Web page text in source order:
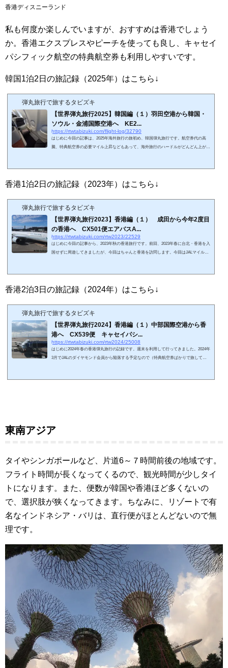
香港ディスニーランド
私も何度か楽しんでいますが、おすすめは香港でしょう
か。香港エクスプレスやピーチを使っても良し、キャセイ
パシフィック航空の特典航空券も利用しやすいです。
韓国1泊2日の旅記録（2025年）はこちら↓
弾丸旅行で旅するタビズキ
【世界弾丸旅行2025】韓国編（１）羽田空港から韓国・
ソウル・金浦国際空港へ KE2...
https://rtwtabizuki.com/flight-log/32790
はじめに今回の記事は、2025年海外旅行の旅初め、韓国弾丸旅行です。航空券代の高
騰、特典航空券の必要マイル上昇などもあって、海外旅行のハードルがどんどん上がっ
値を暴落させました。JAL便の必要マイル数が急騰し、特典航空券を予約できない状態
香港1泊2日の旅記録（2023年）はこちら↓
弾丸旅行で旅するタビズキ
【世界弾丸旅行2023】香港編（１） 成田から今年2度目
の香港へ CX501便エアバスA...
https://rtwtabizuki.com/rtw2023/22529
はじめに今回の記事から、2023年秋の香港旅行です。前回、2023年春に台北・香港を入
国せずに周遊してきましたが、今回はちゃんと香港を訪問します。今回はJALマイルを
る最後の時期のチャンスでした。スポンサーリンク (adsbygoogle = window.adsbygoogle
香港2泊3日の旅記録（2024年）はこちら↓
弾丸旅行で旅するタビズキ
【世界弾丸旅行2024】香港編（１）中部国際空港から香
港へ CX539便 キャセイパシ...
https://rtwtabizuki.com/rtw2024/25008
はじめに2024年春の香港弾丸旅行の記録です。週末を利用して行ってきました。2024年
3月でJALのダイヤモンド会員から陥落する予定なので（特典航空券ばかりで旅してた
東南アジア
タイやシンガポールなど、片道6～７時間前後の地域です。
フライト時間が長くなってくるので、観光時間が少しタイ
トになります。また、便数が韓国や香港ほど多くないの
で、選択肢が狭くなってきます。ちなみに、リゾートで有
名なインドネシア・バリは、直行便がほとんどないので無
理です。